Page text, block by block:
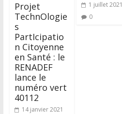
Projet
TechnOlogie
s
PartIcipatio
n Citoyenne
en Santé : le
RENADEF
lance le
numéro vert
40112
14 janvier 2021
1 juillet 2021
0